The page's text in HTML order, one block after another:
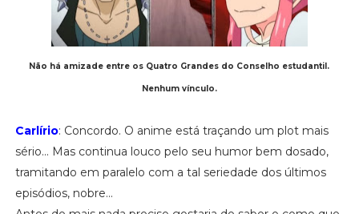
Não há amizade entre os Quatro Grandes do Conselho estudantil.
Nenhum vínculo.
Carlírio: Concordo. O anime está traçando um plot mais
sério... Mas continua louco pelo seu humor bem dosado,
tramitando em paralelo com a tal seriedade dos últimos
episódios, nobre...